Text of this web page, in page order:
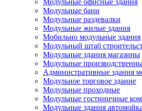
Модульные офисные здания
Модульные бани
Модульные раздевалки
Модульные жилые здания
Мобильно модульные здания
Модульный штаб
Модульные здания магазины
Модульные
Административные здания
Модульное торговое здание
Модульные проходные
Модульные гостиничные
Модульные здания автомойка